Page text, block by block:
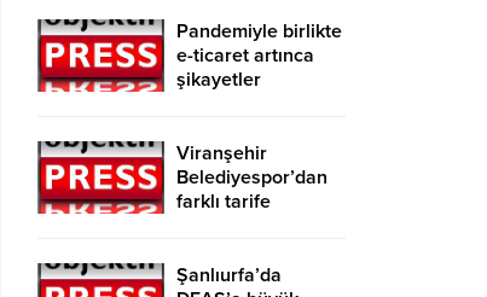
Pandemiyle birlikte
e-ticaret artınca
şikayetler
Viranşehir
Belediyespor’dan
farklı tarife
Şanlıurfa’da